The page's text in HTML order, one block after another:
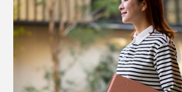
慣れればケースからパソコンを取り
展開できます。
ローモード／高さ5cm（15°の傾斜
万が一お茶やコーヒーをこぼしても